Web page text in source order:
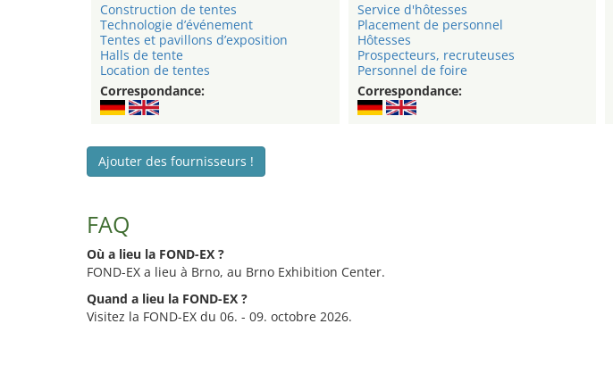
Construction de tentes
Technologie d’événement
Tentes et pavillons d’exposition
Halls de tente
Location de tentes
Correspondance:
Service d'hôtesses
Placement de personnel
Hôtesses
Prospecteurs, recruteuses
Personnel de foire
Correspondance:
Ajouter des fournisseurs !
FAQ
Où a lieu la FOND-EX ?
FOND-EX a lieu à Brno, au Brno Exhibition Center.
Quand a lieu la FOND-EX ?
Visitez la FOND-EX du 06. - 09. octobre 2026.